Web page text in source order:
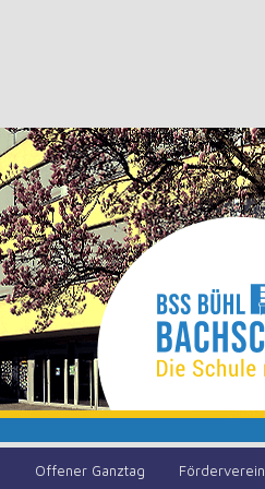
Offener Ganztag Förderverein